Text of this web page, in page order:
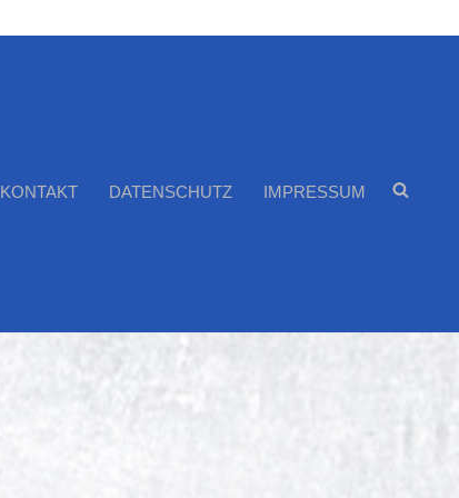
KONTAKT DATENSCHUTZ IMPRESSUM